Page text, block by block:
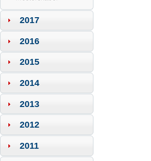
2017
2016
2015
2014
2013
2012
2011